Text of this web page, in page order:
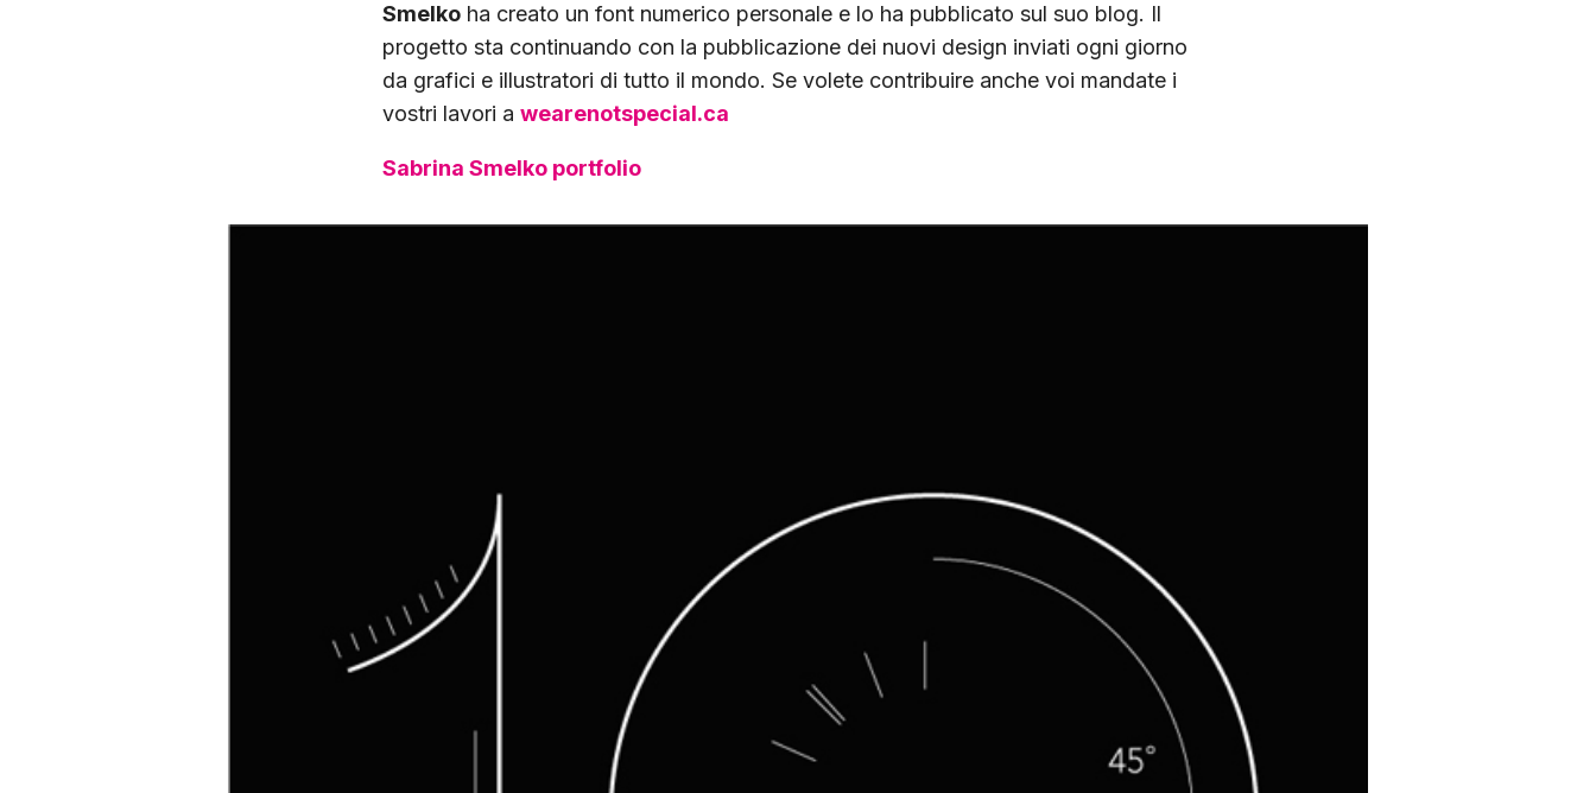
Smelko ha creato un font numerico personale e lo ha pubblicato sul suo blog. Il
progetto sta continuando con la pubblicazione dei nuovi design inviati ogni giorno
da grafici e illustratori di tutto il mondo. Se volete contribuire anche voi mandate i
vostri lavori a wearenotspecial.ca
Sabrina Smelko portfolio